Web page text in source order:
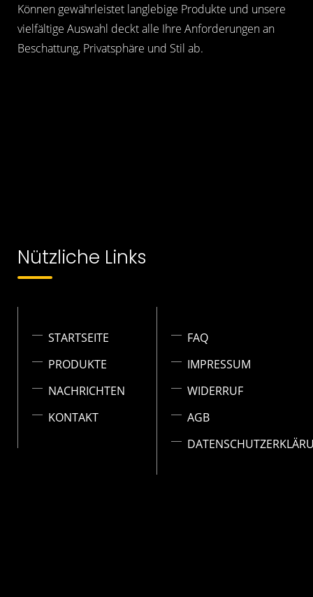
Können gewährleistet langlebige Produkte und unsere
vielfältige Auswahl deckt alle Ihre Anforderungen an
Beschattung, Privatsphäre und Stil ab.
Nützliche Links
STARTSEITE
PRODUKTE
NACHRICHTEN
KONTAKT
FAQ
IMPRESSUM
WIDERRUF
AGB